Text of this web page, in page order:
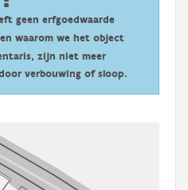
geen erfgoedwaarde
waarom we het object
zijn niet meer
verbouwing of sloop.